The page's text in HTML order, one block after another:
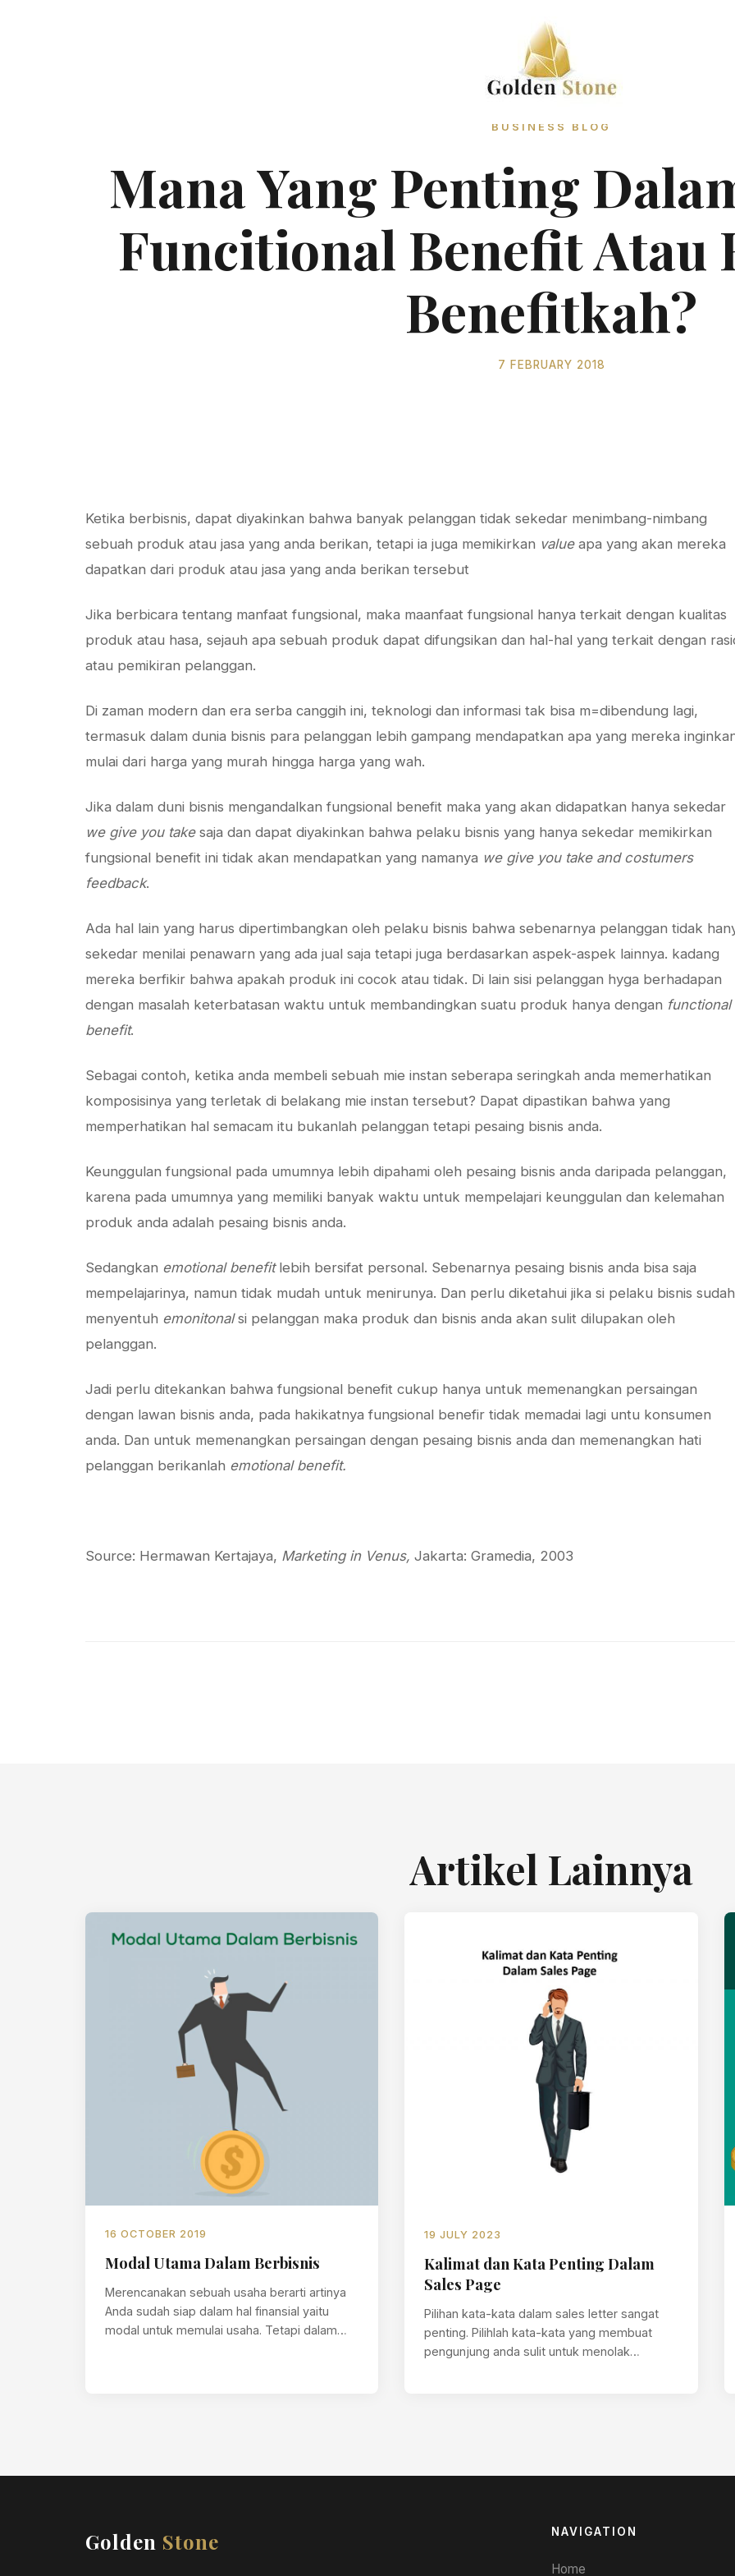
BUSINESS BLOG
Mana Yang Penting
Funcitional Benefit Atau
Benefitkah?
7 FEBRUARY 2018
Ketika berbisnis, dapat diyakinkan bahwa banyak pelanggan tidak sekedar menimbang-nimbang
sebuah produk atau jasa yang anda berikan, tetapi ia juga memikirkan valueapa yang akan mereka
dapatkan dari produk atau jasa yang anda berikan tersebut
Jika berbicara tentang manfaat fungsional, maka maanfaat fungsional hanya terkait dengan kualitas
produk atau hasa, sejauh apa sebuah produk dapat difungsikan dan hal-hal yang terkait dengan
atau pemikiran pelanggan.
Di zaman modern dan era serba canggih ini, teknologi dan informasi tak bisa m=dibendung lagi,
termasuk dalam dunia bisnis para pelanggan lebih gampang mendapatkan apa yang mereka
mulai dari harga yang murah hingga harga yang wah.
Jika dalam duni bisnis mengandalkan fungsional benefit maka yang akan didapatkan hanya sekedar
we give you takesaja dan dapat diyakinkan bahwa pelaku bisnis yang hanya sekedar memikirkan
fungsional benefit ini tidak akan mendapatkan yang namanya we give you take and costumers
feedback.
Ada hal lain yang harus dipertimbangkan oleh pelaku bisnis bahwa sebenarnya pelanggan tidak
sekedar menilai penawarn yang ada jual saja tetapi juga berdasarkan aspek-aspek lainnya. kadang
mereka berfikir bahwa apakah produk ini cocok atau tidak. Di lain sisi pelanggan hyga berhadapan
dengan masalah keterbatasan waktu untuk membandingkan suatu produk hanya dengan functional
benefit.
Sebagai contoh, ketika anda membeli sebuah mie instan seberapa seringkah anda memerhatikan
komposisinya yang terletak di belakang mie instan tersebut? Dapat dipastikan bahwa yang
memperhatikan hal semacam itu bukanlah pelanggan tetapi pesaing bisnis anda.
Keunggulan fungsional pada umumnya lebih dipahami oleh pesaing bisnis anda daripada pelanggan,
karena pada umumnya yang memiliki banyak waktu untuk mempelajari keunggulan dan kelemahan
produk anda adalah pesaing bisnis anda.
Sedangkan emotional benefitlebih bersifat personal. Sebenarnya pesaing bisnis anda bisa saja
mempelajarinya, namun tidak mudah untuk menirunya. Dan perlu diketahui jika si pelaku bisnis sudah
menyentuh emonitonalsi pelanggan maka produk dan bisnis anda akan sulit dilupakan oleh
pelanggan.
Jadi perlu ditekankan bahwa fungsional benefit cukup hanya untuk memenangkan persaingan
dengan lawan bisnis anda, pada hakikatnya fungsional benefir tidak memadai lagi untu konsumen
anda. Dan untuk memenangkan persaingan dengan pesaing bisnis anda dan memenangkan hati
pelanggan berikanlah emotional benefit.
Source: Hermawan Kertajaya, Marketing in Venus, Jakarta: Gramedia, 2003
Artikel Lainnya
16 OCTOBER 2019
Modal Utama Dalam Berbisnis
Merencanakan sebuah usaha berarti artinya
Anda sudah siap dalam hal finansial yaitu
modal untuk memulai usaha. Tetapi dalam
19 JULY 2023
Kalimat dan Kata Penting Dalam
Sales Page
Pilihan kata-kata dalam sales letter sangat
penting. Pilihlah kata-kata yang membuat
pengunjung anda sulit untuk menolak
Golden Stone NAVIGATION
Home